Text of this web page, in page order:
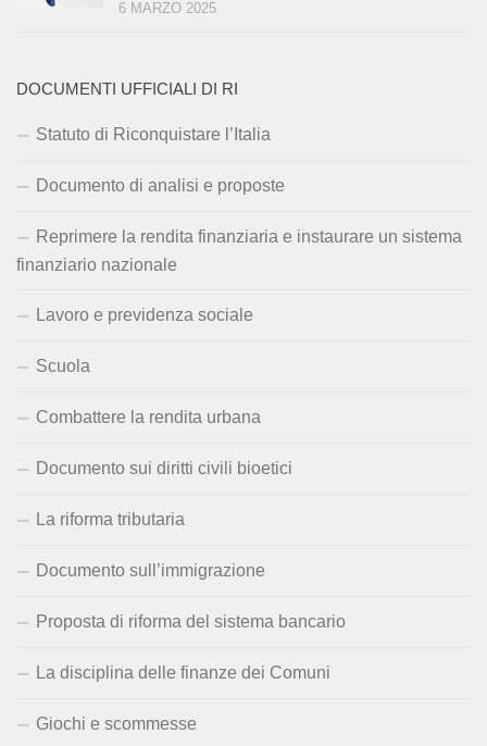
6 MARZO 2025
DOCUMENTI UFFICIALI DI RI
Statuto di Riconquistare l’Italia
Documento di analisi e proposte
Reprimere la rendita finanziaria e instaurare un sistema
finanziario nazionale
Lavoro e previdenza sociale
Scuola
Combattere la rendita urbana
Documento sui diritti civili bioetici
La riforma tributaria
Documento sull’immigrazione
Proposta di riforma del sistema bancario
La disciplina delle finanze dei Comuni
Giochi e scommesse